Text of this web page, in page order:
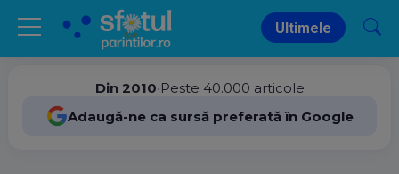
Ultimele
Din 2010•Peste 40.000 articole
Adaugă-ne ca sursă preferată în Google